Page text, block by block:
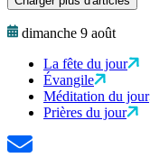
dimanche 9 août
La fête du jour
Évangile
Méditation du jour
Prières du jour